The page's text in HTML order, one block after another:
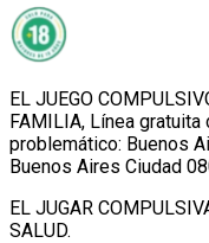
EL JUEGO
FAMILIA, Línea
problemático: Buenos
Buenos Aires Ciudad
EL JUGAR
SALUD.